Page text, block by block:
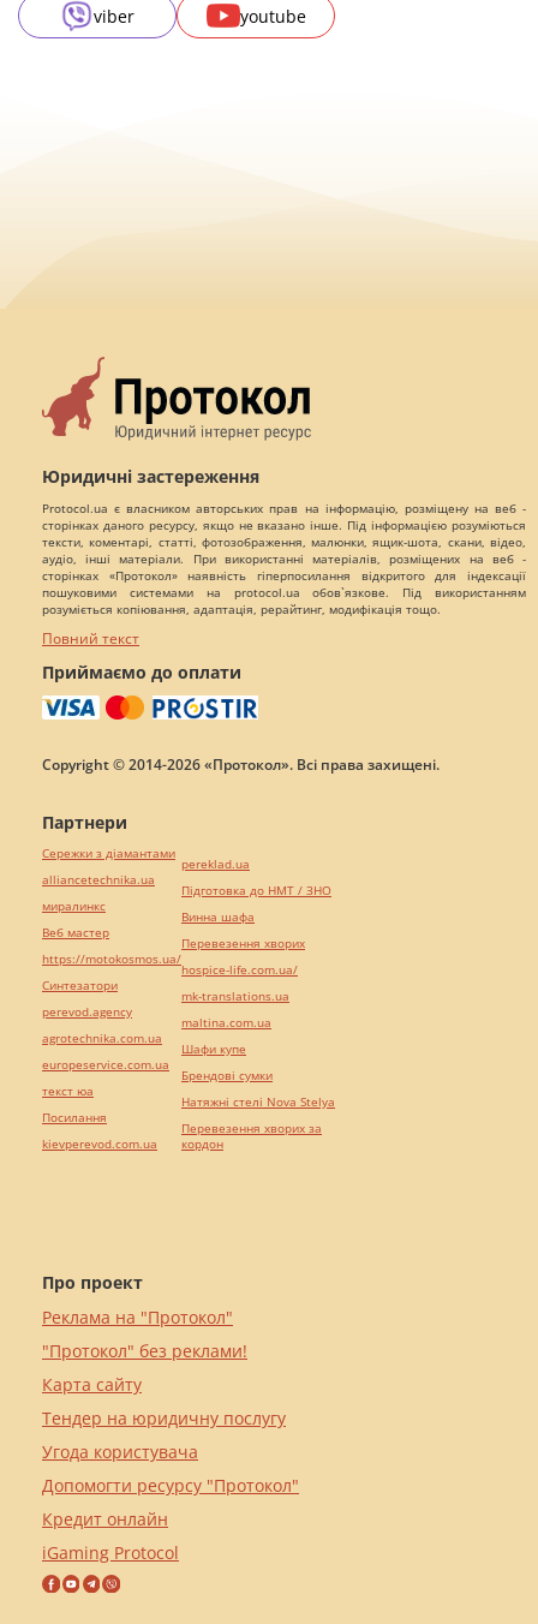
viber
youtube
Юридичні застереження
Protocol.ua є власником авторських прав на інформацію, розміщену на веб -
сторінках даного ресурсу, якщо не вказано інше. Під інформацією розуміються
тексти, коментарі, статті, фотозображення, малюнки, ящик-шота, скани, відео,
аудіо, інші матеріали. При використанні матеріалів, розміщених на веб -
сторінках «Протокол» наявність гіперпосилання відкритого для індексації
пошуковими системами на protocol.ua обов`язкове. Під використанням
розуміється копіювання, адаптація, рерайтинг, модифікація тощо.
Повний текст
Приймаємо до оплати
Copyright © 2014-2026 «Протокол». Всі права захищені.
Про проект
Реклама на "Протокол"
"Протокол" без реклами!
Карта сайту
Тендер на юридичну послугу
Угода користувача
Допомогти ресурсу "Протокол"
Кредит онлайн
iGaming Protocol
Партнери
Сережки з діамантами
alliancetechnika.ua
миралинкс
Веб мастер
https://motokosmos.ua/
Синтезатори
perevod.agency
agrotechnika.com.ua
europeservice.com.ua
текст юа
Посилання
kievperevod.com.ua
pereklad.ua
Підготовка до НМТ / ЗНО
Винна шафа
Перевезення хворих
hospice-life.com.ua/
mk-translations.ua
maltina.com.ua
Шафи купе
Брендові сумки
Натяжні стелі Nova Stelya
Перевезення хворих за
кордон